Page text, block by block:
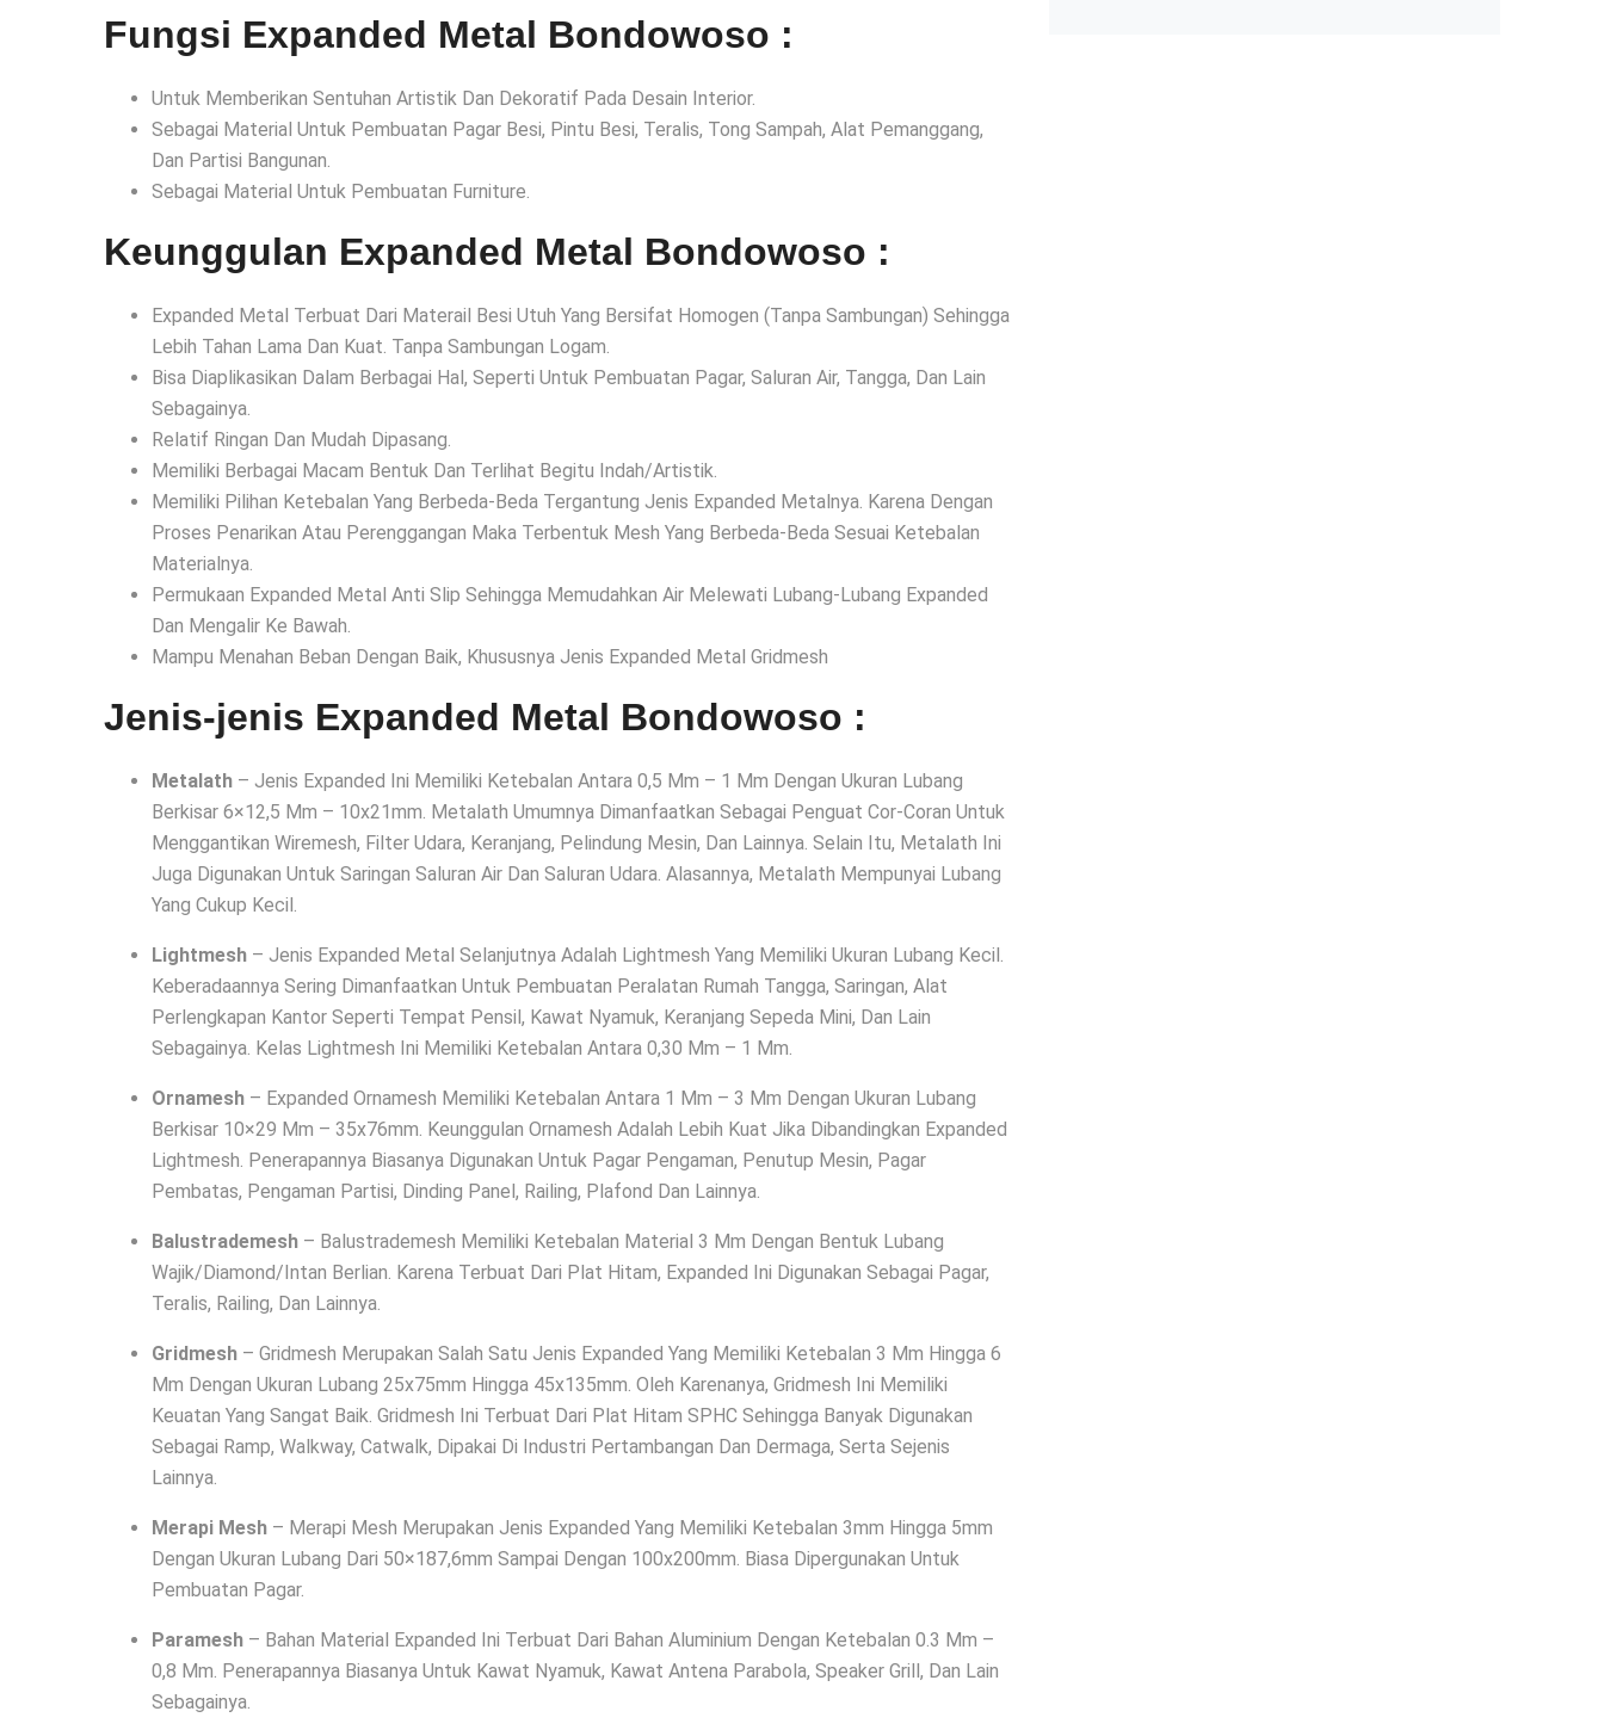
Fungsi Expanded Metal Bondowoso :
Untuk Memberikan Sentuhan Artistik Dan Dekoratif Pada Desain Interior.
Sebagai Material Untuk Pembuatan Pagar Besi, Pintu Besi, Teralis, Tong Sampah, Alat Pemanggang,
Dan Partisi Bangunan.
Sebagai Material Untuk Pembuatan Furniture.
Keunggulan Expanded Metal Bondowoso :
Expanded Metal Terbuat Dari Materail Besi Utuh Yang Bersifat Homogen (Tanpa Sambungan) Sehingga
Lebih Tahan Lama Dan Kuat. Tanpa Sambungan Logam.
Bisa Diaplikasikan Dalam Berbagai Hal, Seperti Untuk Pembuatan Pagar, Saluran Air, Tangga, Dan Lain
Sebagainya.
Relatif Ringan Dan Mudah Dipasang.
Memiliki Berbagai Macam Bentuk Dan Terlihat Begitu Indah/Artistik.
Memiliki Pilihan Ketebalan Yang Berbeda-Beda Tergantung Jenis Expanded Metalnya. Karena Dengan
Proses Penarikan Atau Perenggangan Maka Terbentuk Mesh Yang Berbeda-Beda Sesuai Ketebalan
Materialnya.
Permukaan Expanded Metal Anti Slip Sehingga Memudahkan Air Melewati Lubang-Lubang Expanded
Dan Mengalir Ke Bawah.
Mampu Menahan Beban Dengan Baik, Khususnya Jenis Expanded Metal Gridmesh
Jenis-jenis Expanded Metal Bondowoso :
Metalath – Jenis Expanded Ini Memiliki Ketebalan Antara 0,5 Mm – 1 Mm Dengan Ukuran Lubang
Berkisar 6×12,5 Mm – 10x21mm. Metalath Umumnya Dimanfaatkan Sebagai Penguat Cor-Coran Untuk
Menggantikan Wiremesh, Filter Udara, Keranjang, Pelindung Mesin, Dan Lainnya. Selain Itu, Metalath Ini
Juga Digunakan Untuk Saringan Saluran Air Dan Saluran Udara. Alasannya, Metalath Mempunyai Lubang
Yang Cukup Kecil.
Lightmesh – Jenis Expanded Metal Selanjutnya Adalah Lightmesh Yang Memiliki Ukuran Lubang Kecil.
Keberadaannya Sering Dimanfaatkan Untuk Pembuatan Peralatan Rumah Tangga, Saringan, Alat
Perlengkapan Kantor Seperti Tempat Pensil, Kawat Nyamuk, Keranjang Sepeda Mini, Dan Lain
Sebagainya. Kelas Lightmesh Ini Memiliki Ketebalan Antara 0,30 Mm – 1 Mm.
Ornamesh – Expanded Ornamesh Memiliki Ketebalan Antara 1 Mm – 3 Mm Dengan Ukuran Lubang
Berkisar 10×29 Mm – 35x76mm. Keunggulan Ornamesh Adalah Lebih Kuat Jika Dibandingkan Expanded
Lightmesh. Penerapannya Biasanya Digunakan Untuk Pagar Pengaman, Penutup Mesin, Pagar
Pembatas, Pengaman Partisi, Dinding Panel, Railing, Plafond Dan Lainnya.
Balustrademesh – Balustrademesh Memiliki Ketebalan Material 3 Mm Dengan Bentuk Lubang
Wajik/Diamond/Intan Berlian. Karena Terbuat Dari Plat Hitam, Expanded Ini Digunakan Sebagai Pagar,
Teralis, Railing, Dan Lainnya.
Gridmesh – Gridmesh Merupakan Salah Satu Jenis Expanded Yang Memiliki Ketebalan 3 Mm Hingga 6
Mm Dengan Ukuran Lubang 25x75mm Hingga 45x135mm. Oleh Karenanya, Gridmesh Ini Memiliki
Keuatan Yang Sangat Baik. Gridmesh Ini Terbuat Dari Plat Hitam SPHC Sehingga Banyak Digunakan
Sebagai Ramp, Walkway, Catwalk, Dipakai Di Industri Pertambangan Dan Dermaga, Serta Sejenis
Lainnya.
Merapi Mesh – Merapi Mesh Merupakan Jenis Expanded Yang Memiliki Ketebalan 3mm Hingga 5mm
Dengan Ukuran Lubang Dari 50×187,6mm Sampai Dengan 100x200mm. Biasa Dipergunakan Untuk
Pembuatan Pagar.
Paramesh – Bahan Material Expanded Ini Terbuat Dari Bahan Aluminium Dengan Ketebalan 0.3 Mm –
0,8 Mm. Penerapannya Biasanya Untuk Kawat Nyamuk, Kawat Antena Parabola, Speaker Grill, Dan Lain
Sebagainya.